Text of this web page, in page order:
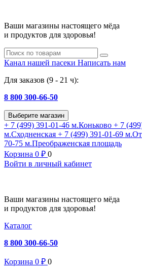
Ваши магазины настоящего мёда
и продуктов для здоровья!
Канал нашей пасеки Написать нам
Для заказов (9 - 21 ч):
8 800 300-66-50
Выберите магазин
+ 7 (499) 391-01-46 м.Коньково + 7
м.Сходненская + 7 (499) 391-01-69
70-75 м.Преображенская площадь
Корзина 0 ₽ 0
Войти в личный кабинет
Ваши магазины настоящего мёда
и продуктов для здоровья!
Каталог
8 800 300-66-50
Корзина 0 ₽ 0